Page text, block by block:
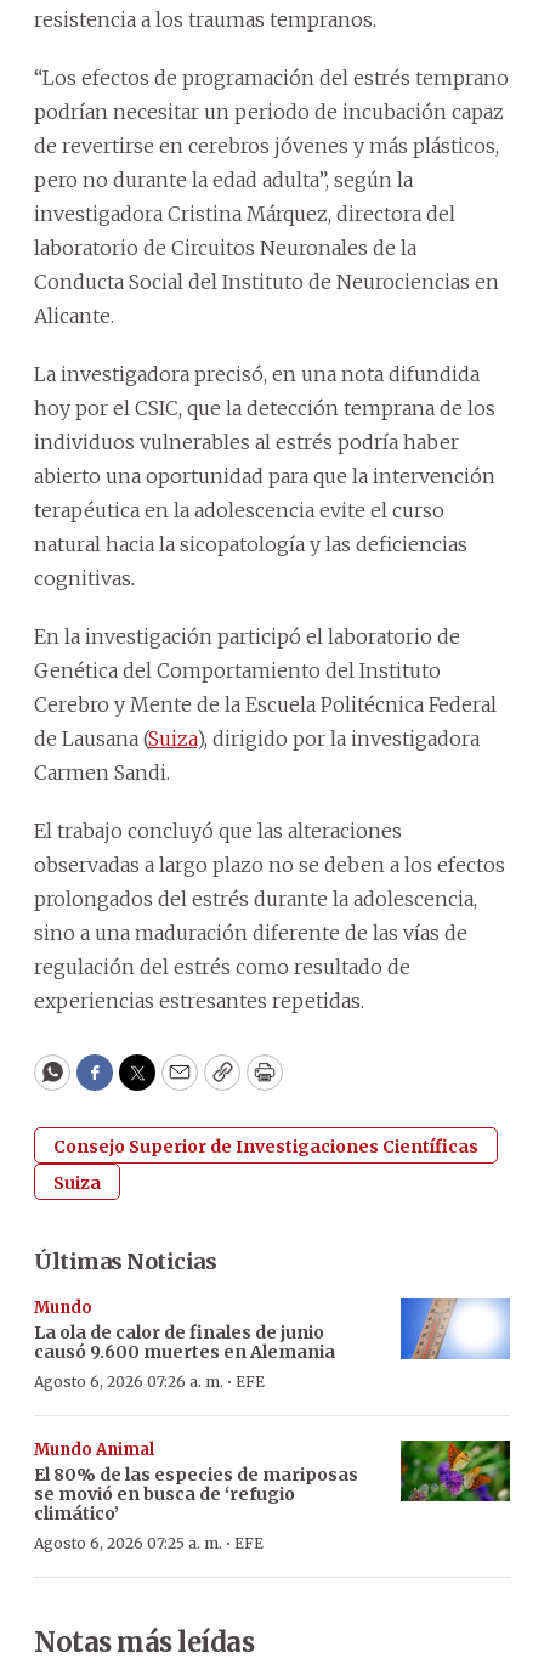
resistencia a los traumas tempranos.
“Los efectos de programación del estrés temprano
podrían necesitar un periodo de incubación capaz
de revertirse en cerebros jóvenes y más plásticos,
pero no durante la edad adulta”, según la
investigadora Cristina Márquez, directora del
laboratorio de Circuitos Neuronales de la
Conducta Social del Instituto de Neurociencias en
Alicante.
La investigadora precisó, en una nota difundida
hoy por el CSIC, que la detección temprana de los
individuos vulnerables al estrés podría haber
abierto una oportunidad para que la intervención
terapéutica en la adolescencia evite el curso
natural hacia la sicopatología y las deficiencias
cognitivas.
En la investigación participó el laboratorio de
Genética del Comportamiento del Instituto
Cerebro y Mente de la Escuela Politécnica Federal
de Lausana (Suiza), dirigido por la investigadora
Carmen Sandi.
El trabajo concluyó que las alteraciones
observadas a largo plazo no se deben a los efectos
prolongados del estrés durante la adolescencia,
sino a una maduración diferente de las vías de
regulación del estrés como resultado de
experiencias estresantes repetidas.
WhatsApp
Facebook
Twitter
EmailCopyPrint
Consejo Superior de Investigaciones Científicas
Suiza
Últimas Noticias
Mundo
La ola de calor de finales de junio
causó 9.600 muertes en Alemania
Agosto 6, 2026 07:26 a. m. · EFE
Mundo Animal
El 80% de las especies de mariposas
se movió en busca de ‘refugio
climático’
Agosto 6, 2026 07:25 a. m. · EFE
Notas más leídas